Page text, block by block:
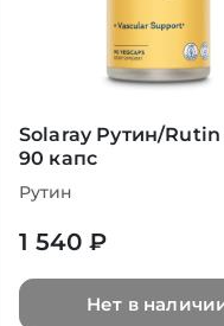
Solaray Рутин/
90 капс
Рутин
1 540 ₽
Нет в